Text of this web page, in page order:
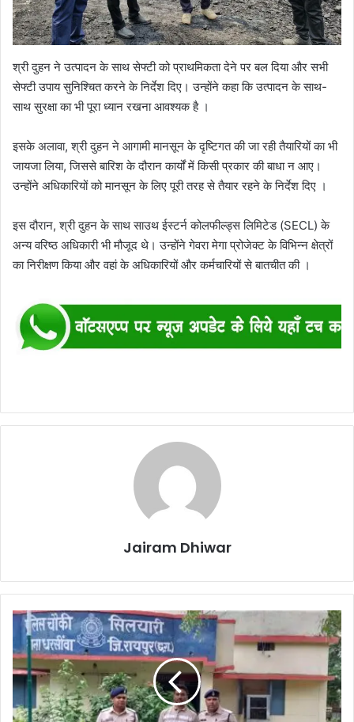
श्री दुहन ने उत्पादन के साथ सेफ्टी को प्राथमिकता देने पर बल दिया और सभी
सेफ्टी उपाय सुनिश्चित करने के निर्देश दिए। उन्होंने कहा कि उत्पादन के साथ-
साथ सुरक्षा का भी पूरा ध्यान रखना आवश्यक है ।
इसके अलावा, श्री दुहन ने आगामी मानसून के दृष्टिगत की जा रही तैयारियों का भी
जायजा लिया, जिससे बारिश के दौरान कार्यों में किसी प्रकार की बाधा न आए।
उन्होंने अधिकारियों को मानसून के लिए पूरी तरह से तैयार रहने के निर्देश दिए ।
इस दौरान, श्री दुहन के साथ साउथ ईस्टर्न कोलफील्ड्स लिमिटेड (SECL) के
अन्य वरिष्ठ अधिकारी भी मौजूद थे। उन्होंने गेवरा मेगा प्रोजेक्ट के विभिन्न क्षेत्रों
का निरीक्षण किया और वहां के अधिकारियों और कर्मचारियों से बातचीत की ।
Jairam Dhiwar
रायपुर
पुलिस
ने
किया
बड़ा
खुलासा,
खुफिया